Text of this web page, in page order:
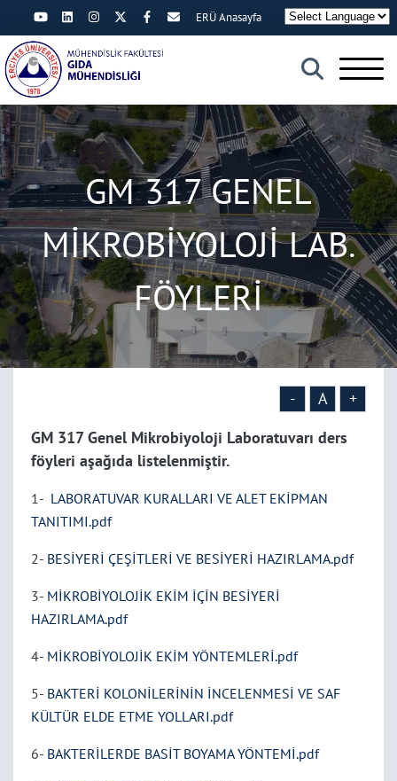
×
ERÜ Anasayfa
GM 317 GENEL
MİKROBİYOLOJİ LAB.
FÖYLERİ
- A
+
GM 317 Genel Mikrobiyoloji Laboratuvarı ders
föyleri aşağıda listelenmiştir.
1- LABORATUVAR KURALLARI VE ALET EKİPMAN
TANITIMI.pdf
2- BESİYERİ ÇEŞİTLERİ VE BESİYERİ HAZIRLAMA.pdf
3- MİKROBİYOLOJİK EKİM İÇİN BESİYERİ
HAZIRLAMA.pdf
4- MİKROBİYOLOJİK EKİM YÖNTEMLERİ.pdf
5- BAKTERİ KOLONİLERİNİN İNCELENMESİ VE SAF
KÜLTÜR ELDE ETME YOLLARI.pdf
6- BAKTERİLERDE BASİT BOYAMA YÖNTEMİ.pdf